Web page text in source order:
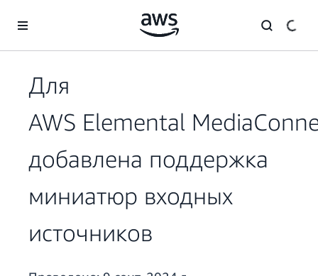
Перейти к главному контенту
Для
AWS Elemental
добавлена поддержка
миниатюр входных
источников